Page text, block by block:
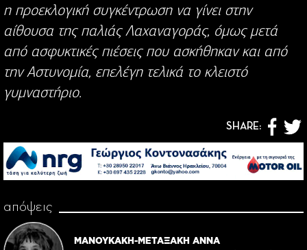
η προεκλογική συγκέντρωση να γίνει στην
αίθουσα της παλιάς Λαχαναγοράς, όμως μετά
από ασφυκτικές πιέσεις που ασκήθηκαν και από
την Αστυνομία, επελέγη τελικά το κλειστό
γυμναστήριο.
SHARE:
απόψεις
ΜΑΝΟΥΚΑΚΗ-ΜΕΤΑΞΑΚΗ ΑΝΝΑ